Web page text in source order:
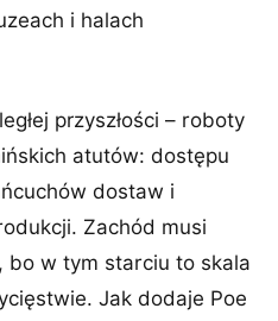
i halach
przyszłości – roboty
atutów: dostępu
dostaw i
Zachód musi
bo w tym starciu to skala
Jak dodaje Poe